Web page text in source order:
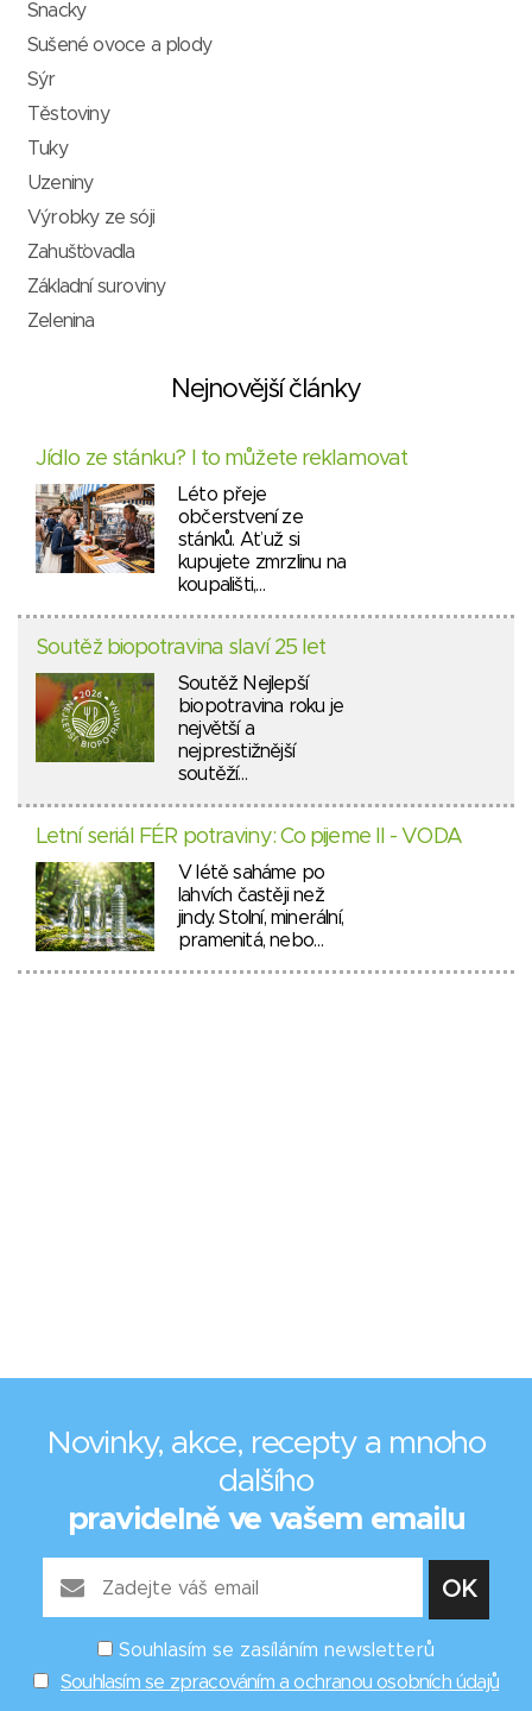
Snacky
Sušené ovoce a plody
Sýr
Těstoviny
Tuky
Uzeniny
Výrobky ze sóji
Zahušťovadla
Základní suroviny
Zelenina
Nejnovější články
Jídlo ze stánku? I to můžete reklamovat
Léto přeje
občerstvení ze
stánků. Ať už si
kupujete zmrzlinu na
koupališti,…
Soutěž biopotravina slaví 25 let
Soutěž Nejlepší
biopotravina roku je
největší a
nejprestižnější
soutěží…
Letní seriál FÉR potraviny: Co pijeme II - VODA
V létě saháme po
lahvích častěji než
jindy. Stolní, minerální,
pramenitá, nebo…
Novinky, akce, recepty a mnoho
dalšího
pravidelně ve vašem emailu
Souhlasím se zasíláním newsletterů
Souhlasím se zpracováním a ochranou osobních údajů